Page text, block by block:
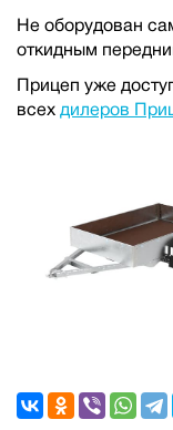
Не оборудован
откидным
Прицеп уже
всех дилеров